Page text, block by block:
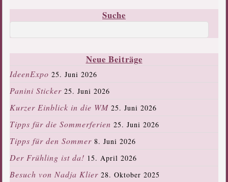
Suche
Neue Beiträge
IdeenExpo 25. Juni 2026
Panini Sticker 25. Juni 2026
Kurzer Einblick in die WM 25. Juni 2026
Tipps für die Sommerferien 25. Juni 2026
Tipps für den Sommer 8. Juni 2026
Der Frühling ist da! 15. April 2026
Besuch von Nadja Klier 28. Oktober 2025